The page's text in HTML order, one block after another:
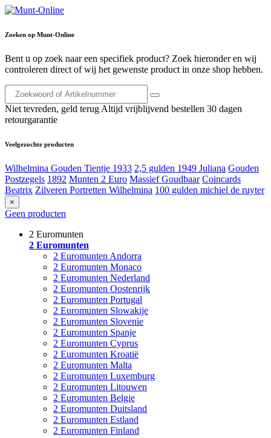
Zoeken op Munt-Online
Bent u op zoek naar een specifiek product? Zoek hieronder en wij
controleren direct of wij het gewenste product in onze shop hebben.
Niet tevreden, geld terug Altijd vrijblijvend bestellen 30 dagen
retourgarantie
Veelgezochte producten
Wilhelmina Gouden Tientje 1933 2,5 gulden 1949 Juliana Gouden
Postzegels 1892 Munten 2 Euro Massief Goudbaar Coincards
Beatrix Zilveren Portretten Wilhelmina 100 gulden michiel de ruyter
×
Geen producten
2 Euromunten
2 Euromunten
2 Euromunten Andorra
2 Euromunten Monaco
2 Euromunten Nederland
2 Euromunten Oostenrijk
2 Euromunten Portugal
2 Euromunten Slowakije
2 Euromunten Slovenie
2 Euromunten Spanje
2 Euromunten Cyprus
2 Euromunten Kroatië
2 Euromunten Malta
2 Euromunten Luxemburg
2 Euromunten Litouwen
2 Euromunten Belgie
2 Euromunten Duitsland
2 Euromunten Estland
2 Euromunten Finland